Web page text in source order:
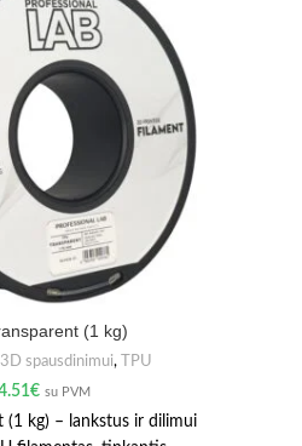
(1 kg)
spausdinimui,
TPU
€ su PVM
(1 kg) – lankstus ir dilimui